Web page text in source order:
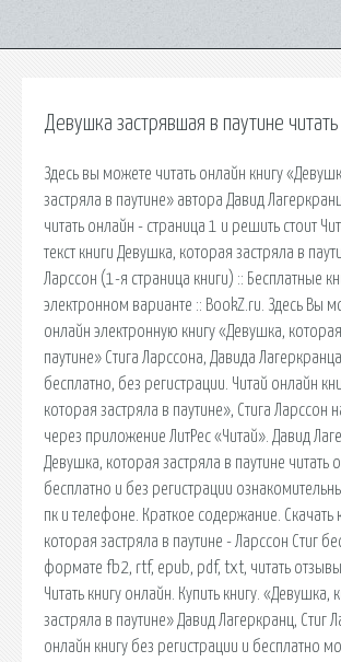
Девушка застрявшая в паутине читать
Здесь вы можете читать онлайн книгу
застряла в паутине» автора Давид
читать онлайн - страница 1 и решить стоит
текст книги Девушка, которая застряла в
Ларссон (1-я страница книги) :: Бесплатные
электронном варианте :: BookZ.ru. Здесь Вы
онлайн электронную книгу «Девушка,
паутине» Стига Ларссона, Давида
бесплатно, без регистрации. Читай онлайн
которая застряла в паутине», Стига Ларссон
через приложение ЛитРес «Читай». Давид
Девушка, которая застряла в паутине читать
бесплатно и без регистрации
пк и телефоне. Краткое содержание. Скачать
которая застряла в паутине - Ларссон Стиг
формате fb2, rtf, epub, pdf, txt, читать
Читать книгу онлайн. Купить книгу. «Девушка,
застряла в паутине» Давид Лагеркранц, Стиг
онлайн книгу без регистрации и бесплатно